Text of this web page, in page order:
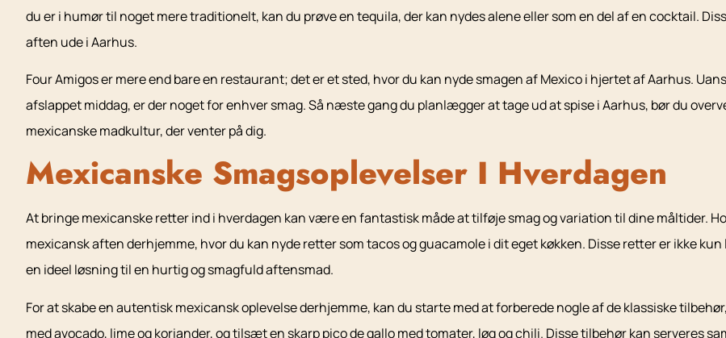
du er i humør til noget mere traditionelt, kan du prøve en tequila, der kan nydes alene eller som en del af en cocktail.
aften ude i Aarhus.
Four Amigos er mere end bare en restaurant; det er et sted, hvor du kan nyde smagen af Mexico i hjertet af Aarhus.
afslappet middag, er der noget for enhver smag. Så næste gang du planlægger at tage ud at spise i Aarhus, bør du
mexicanske madkultur, der venter på dig.
Mexicanske Smagsoplevelser I Hverdagen
At bringe mexicanske retter ind i hverdagen kan være en fantastisk måde at tilføje smag og variation til dine måltider.
mexicansk aften derhjemme, hvor du kan nyde retter som tacos og guacamole i dit eget køkken. Disse retter er ikke
en ideel løsning til en hurtig og smagfuld aftensmad.
For at skabe en autentisk mexicansk oplevelse derhjemme, kan du starte med at forberede nogle af de klassiske
med avocado, lime og koriander, og tilsæt en skarp pico de gallo med tomater, løg og chili. Disse tilbehør kan serveres